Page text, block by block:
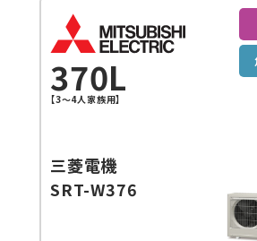
370L
【3～4人家族用】
三菱電機
SRT-W376